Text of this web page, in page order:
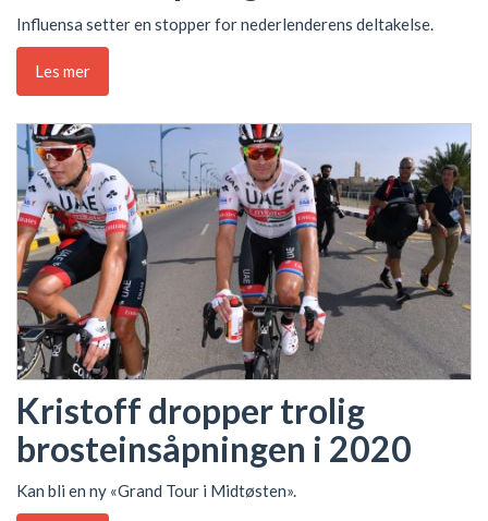
Influensa setter en stopper for nederlenderens deltakelse.
Les mer
Kristoff dropper trolig
brosteinsåpningen i 2020
Kan bli en ny «Grand Tour i Midtøsten».